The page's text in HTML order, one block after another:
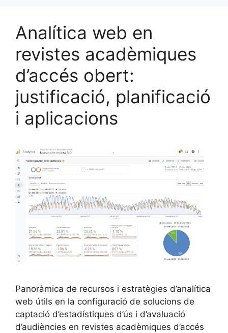
Analítica web en
revistes acadèmiques
d’accés obert:
justificació, planificació
i aplicacions
Panoràmica de recursos i estratègies d’analítica
web útils en la configuració de solucions de
captació d’estadístiques d’ús i d’avaluació
d’audiències en revistes acadèmiques d’accés